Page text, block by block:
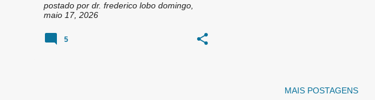
postado por dr. frederico lobo domingo,
maio 17, 2026
5
MAIS POSTAGENS